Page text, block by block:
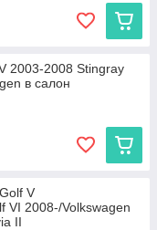
вашому
2003-2008 Stingray
в салон
V
VI 2008-/Volkswagen
II